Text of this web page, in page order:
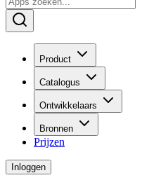
Product
Catalogus
Ontwikkelaars
Bronnen
Prijzen
Inloggen